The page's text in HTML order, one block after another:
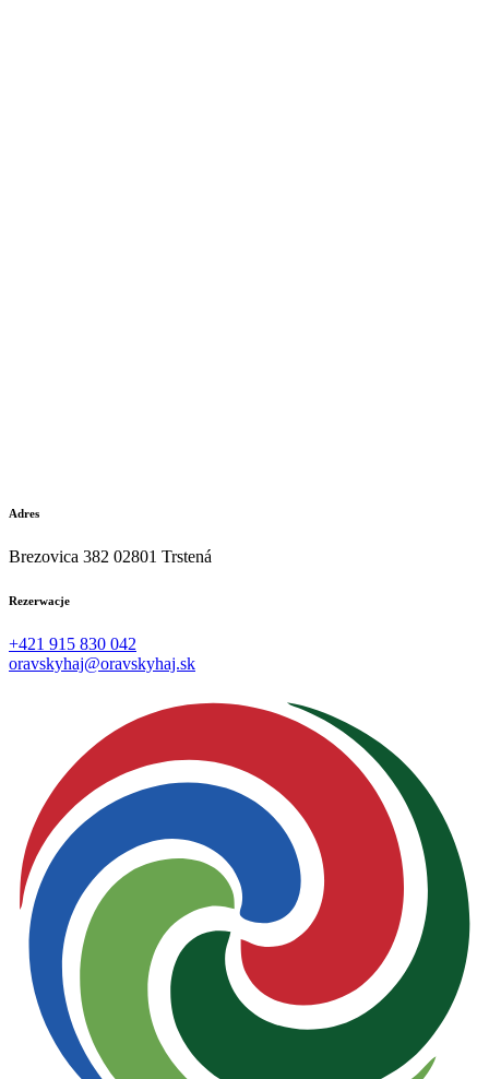
Adres
Brezovica 382 02801 Trstená
Rezerwacje
+421 915 830 042
oravskyhaj@oravskyhaj.sk